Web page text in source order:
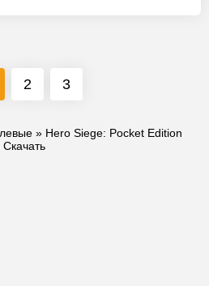
2 3
» Hero Siege: Pocket Edition